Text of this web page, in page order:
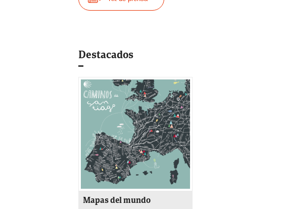
Destacados
Mapas del mundo